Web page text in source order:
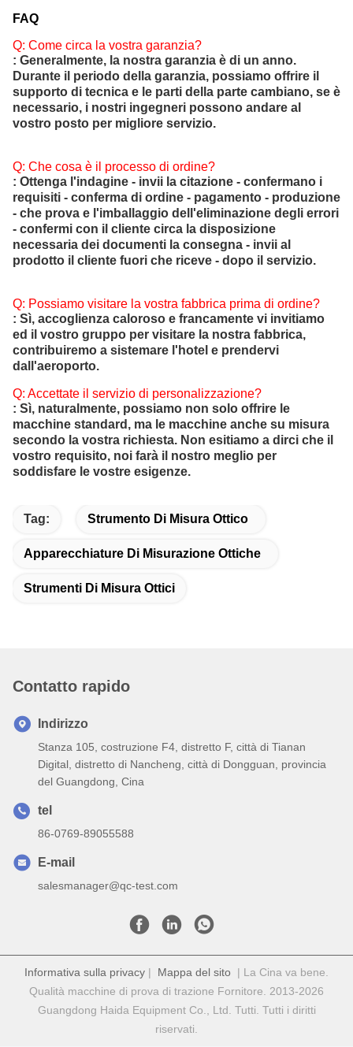
FAQ
Q: Come circa la vostra garanzia?
: Generalmente, la nostra garanzia è di un anno.
Durante il periodo della garanzia, possiamo offrire il
supporto di tecnica e le parti della parte cambiano, se è
necessario, i nostri ingegneri possono andare al
vostro posto per migliore servizio.
Q: Che cosa è il processo di ordine?
: Ottenga l'indagine - invii la citazione - confermano i
requisiti - conferma di ordine - pagamento - produzione
- che prova e l'imballaggio dell'eliminazione degli errori
- confermi con il cliente circa la disposizione
necessaria dei documenti la consegna - invii al
prodotto il cliente fuori che riceve - dopo il servizio.
Q: Possiamo visitare la vostra fabbrica prima di ordine?
: Sì, accoglienza caloroso e francamente vi invitiamo
ed il vostro gruppo per visitare la nostra fabbrica,
contribuiremo a sistemare l'hotel e prendervi
dall'aeroporto.
Q: Accettate il servizio di personalizzazione?
: Sì, naturalmente, possiamo non solo offrire le
macchine standard, ma le macchine anche su misura
secondo la vostra richiesta. Non esitiamo a dirci che il
vostro requisito, noi farà il nostro meglio per
soddisfare le vostre esigenze.
Tag: Strumento Di Misura Ottico
Apparecchiature Di Misurazione Ottiche
Strumenti Di Misura Ottici
Contatto rapido
Indirizzo
Stanza 105, costruzione F4, distretto F, città di Tianan
Digital, distretto di Nancheng, città di Dongguan, provincia
del Guangdong, Cina
tel
86-0769-89055588
E-mail
salesmanager@qc-test.com
Informativa sulla privacy | Mappa del sito | La Cina va bene.
Qualità macchine di prova di trazione Fornitore. 2013-2026
Guangdong Haida Equipment Co., Ltd. Tutti. Tutti i diritti
riservati.